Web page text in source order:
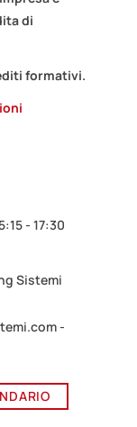
di
formativi.
- 17:30
Sistemi
-